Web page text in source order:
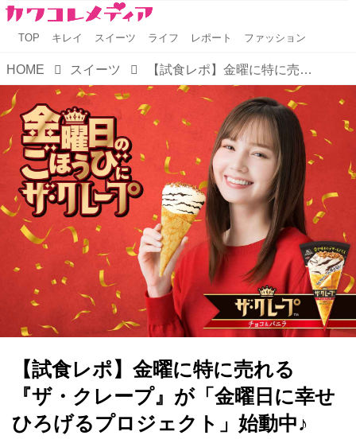
TOP キレイ スイーツ ライフ レポート ファッション
HOME スイーツ 【試食レポ】金曜に特に売れる『ザ・クレープ』が「金曜日に幸せひろげるプロジェクト」始動中♪
【試食レポ】金曜に特に売れる
『ザ・クレープ』が「金曜日に幸せ
ひろげるプロジェクト」始動中♪